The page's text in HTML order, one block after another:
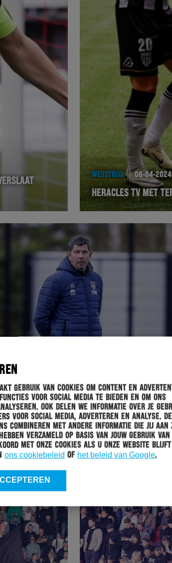
gebruik van cookies om content en
voor social media te bieden en om ons
Ook delen we informatie over je
voor social media, adverteren en analyse.
combineren met andere informatie die jij
verzameld op basis van jouw gebruik van
met onze cookies als u onze website
ons cookiebeleid of het beleid van Google.
WEDSTRIJD 06-04-2024
HERACLES TV MET
05-04-2024